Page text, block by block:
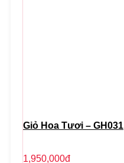
Giỏ Hoa Tươi – GH031
1,950,000đ